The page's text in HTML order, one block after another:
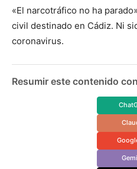
«El narcotráfico no ha
civil destinado en Cádiz. Ni
coronavirus.
Resumir este contenido